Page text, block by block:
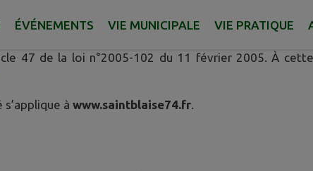
ÉVÉNEMENTS VIE MUNICIPALE VIE PRATIQUE
47 de la loi n°2005-102 du 11 février 2005. À
à www.saintblaise74.fr.